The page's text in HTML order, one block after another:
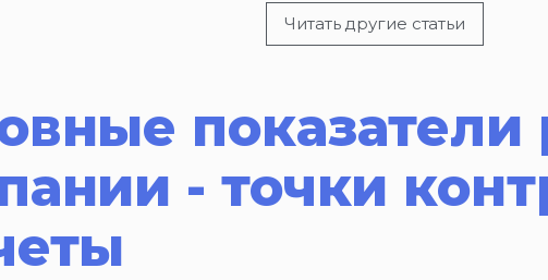
Читать другие статьи
показатели
- точки